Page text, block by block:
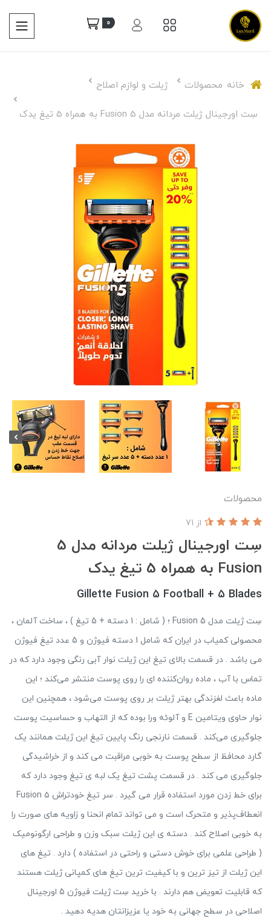
0
خانه محصولات ژیلت و لوازم اصلاح
سِت اورجینال ژیلت مردانه مدل 5 Fusion به همراه 5 تیغ یدک
محصولات
سِت اورجینال ژیلت مردانه مدل 5
Fusion به همراه 5 تیغ یدک
از 71
Gillette Fusion 5 Football + 5 Blades
سِت ژیلت مدل Fusion 5 ؛ ( شامل : 1 دسته + 5 تیغ ) ، ساخت آلمان ،
محصولی کمیاب در ایران که شامل 1 دسته فیوژن و 5 عدد تیغ فیوژن
می باشد . در قسمت بالای تیغ این ژیلت نوار آبی‌ رنگی وجود دارد که در
تماس با آب ، ماده روان‌کننده ای را روی پوست منتشر می‌کند ؛ این
ماده باعث لغزندگی بهتر ژیلت بر روی پوست می‌شود ، همچنین این
نوار حاوی ویتامین E و آلوئه ورا بوده که از التهاب و حساسیت پوست
جلوگیری می‌کند . قسمت نارنجی رنگ پایین تیغ این ژیلت همانند یک
گارد محافظ از سطح پوست به خوبی مراقبت می کند و از خراشیدگی
جلوگیری می کند . در قسمت پشت تیغ یک لبه ی تیغ وجود دارد که
برای خط زدن مورد استفاده قرار می گیرد . سر تیغ خودتراش Fusion ۵
انعطاف‌پذیر و متحرک است و می تواند تمام انحنا و زاویه های صورت را
به خوبی اصلاح کند . دسته ی این ژیلت سبک وزن و طراحی ارگونومیک
( طراحی علمی برای خوش دستی و راحتی در استفاده ) دارد . تیغ های
این ژیلت از تیز ترین و با کیفیت ترین تیغ های کمپانی ژیلت هستند
که قابلیت تعویض هم دارند . با خرید سِت ژیلت فیوژن 5 اورجینال
اصلاحی در سطح جهانی به خود یا عزیزانتان هدیه دهید .